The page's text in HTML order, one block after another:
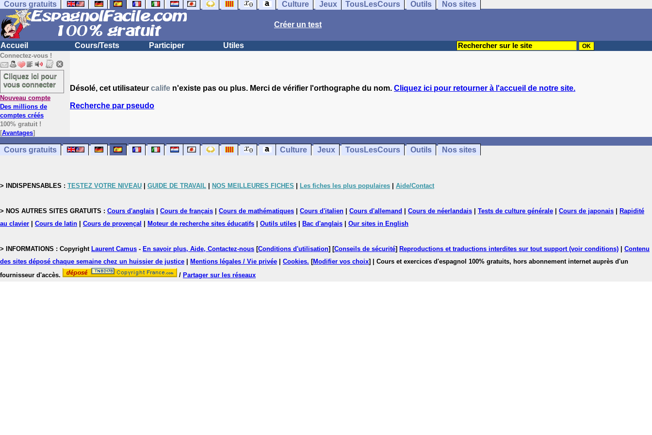
Cours gratuits Culture Jeux TousLesCours Outils Nos sites
Créer un test
Accueil Cours/Tests Participer Utiles
Connectez-vous !
Cliquez ici pour
vous connecter
Nouveau compte
Des millions de
comptes créés
100% gratuit !
[Avantages]
Désolé, cet utilisateur calife n'existe pas ou plus. Merci de vérifier l'orthographe du nom. Cliquez ici pour retourner à l'accueil de notre site.
Recherche par pseudo
Cours gratuits Culture Jeux TousLesCours Outils Nos sites
> INDISPENSABLES : TESTEZ VOTRE NIVEAU GUIDE DE TRAVAIL NOS MEILLEURES FICHES Les fiches les plus populaires Aide/Contact
> NOS AUTRES SITES GRATUITS : Cours d'anglais Cours de français Cours de mathématiques Cours d'italien Cours d'allemand Cours de néerlandais Tests de culture générale Cours de japonais
Rapidité
au clavier
Cours de latin Cours de provençal Moteur de recherche sites éducatifs Outils utiles Bac d'anglais Our sites in English
> INFORMATIONS : Copyright Laurent Camus - En savoir plus, Aide, Contactez-nous [Conditions d'utilisation] [Conseils de sécurité] Reproductions et traductions interdites sur tout support (voir conditions)
Contenu
des sites déposé chaque semaine chez un huissier de justice
Mentions légales / Vie privée Cookies. [Modifier vos choix]
| Cours et exercices d'espagnol 100% gratuits, hors abonnement internet auprès d'un
fournisseur d'accès.
/ Partager sur les réseaux